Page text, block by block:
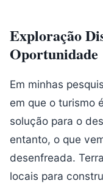
Exploração
Oportunidade
Em minhas
em que o turismo
solução para o
entanto, o que
desenfreada.
locais para